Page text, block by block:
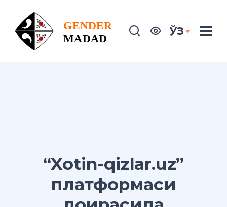
ЎЗ
“Xotin-qizlar.uz”
платформаси